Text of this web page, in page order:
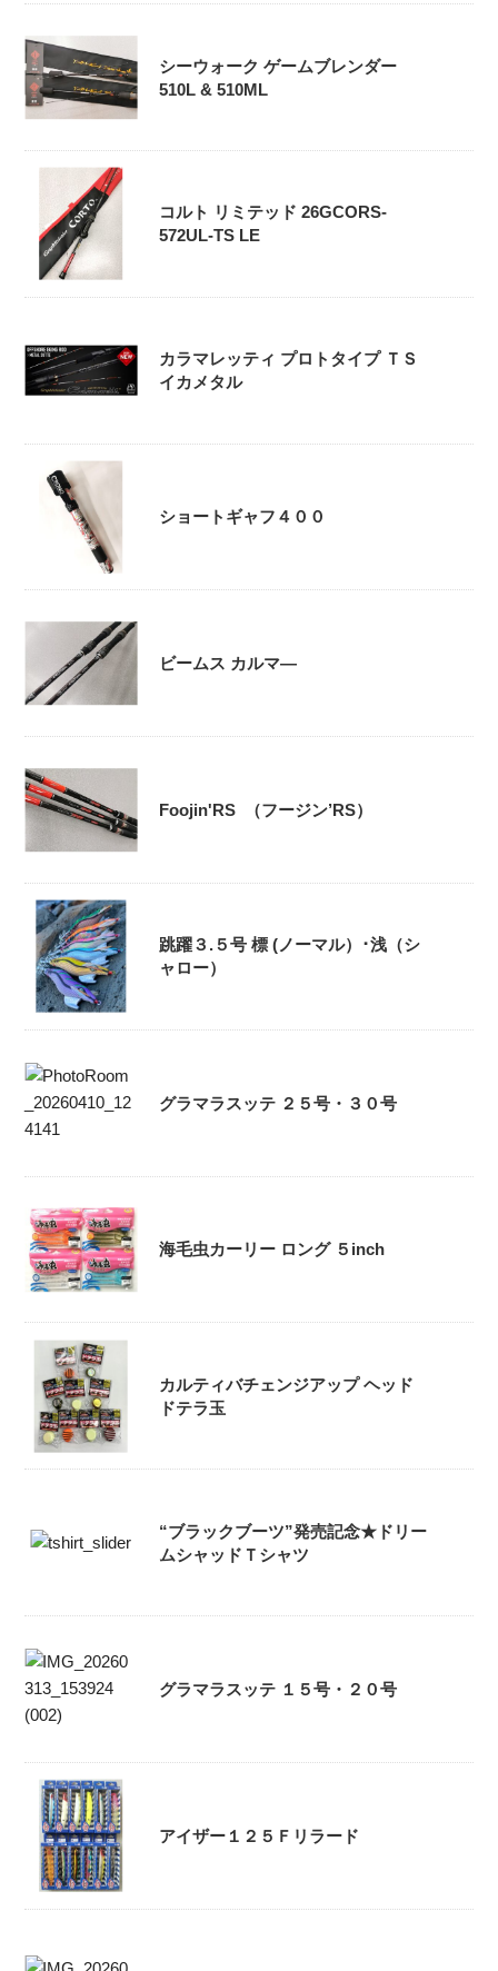
シーウォーク ゲームブレンダー
510L & 510ML
コルト リミテッド 26GCORS-
572UL-TS LE
カラマレッティ プロトタイプ ＴＳ
イカメタル
ショートギャフ４００
ビームス カルマ―
Foojin'RS （フージン’RS）
跳躍３.５号 標 (ノーマル）･浅（シ
ャロー）
グラマラスッテ ２５号・３０号
海毛虫カーリー ロング ５inch
カルティバチェンジアップ ヘッド
ドテラ玉
“ブラックブーツ”発売記念★ドリー
ムシャッドＴシャツ
グラマラスッテ １５号・２０号
アイザー１２５Ｆリラード